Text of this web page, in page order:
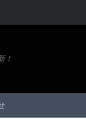
！